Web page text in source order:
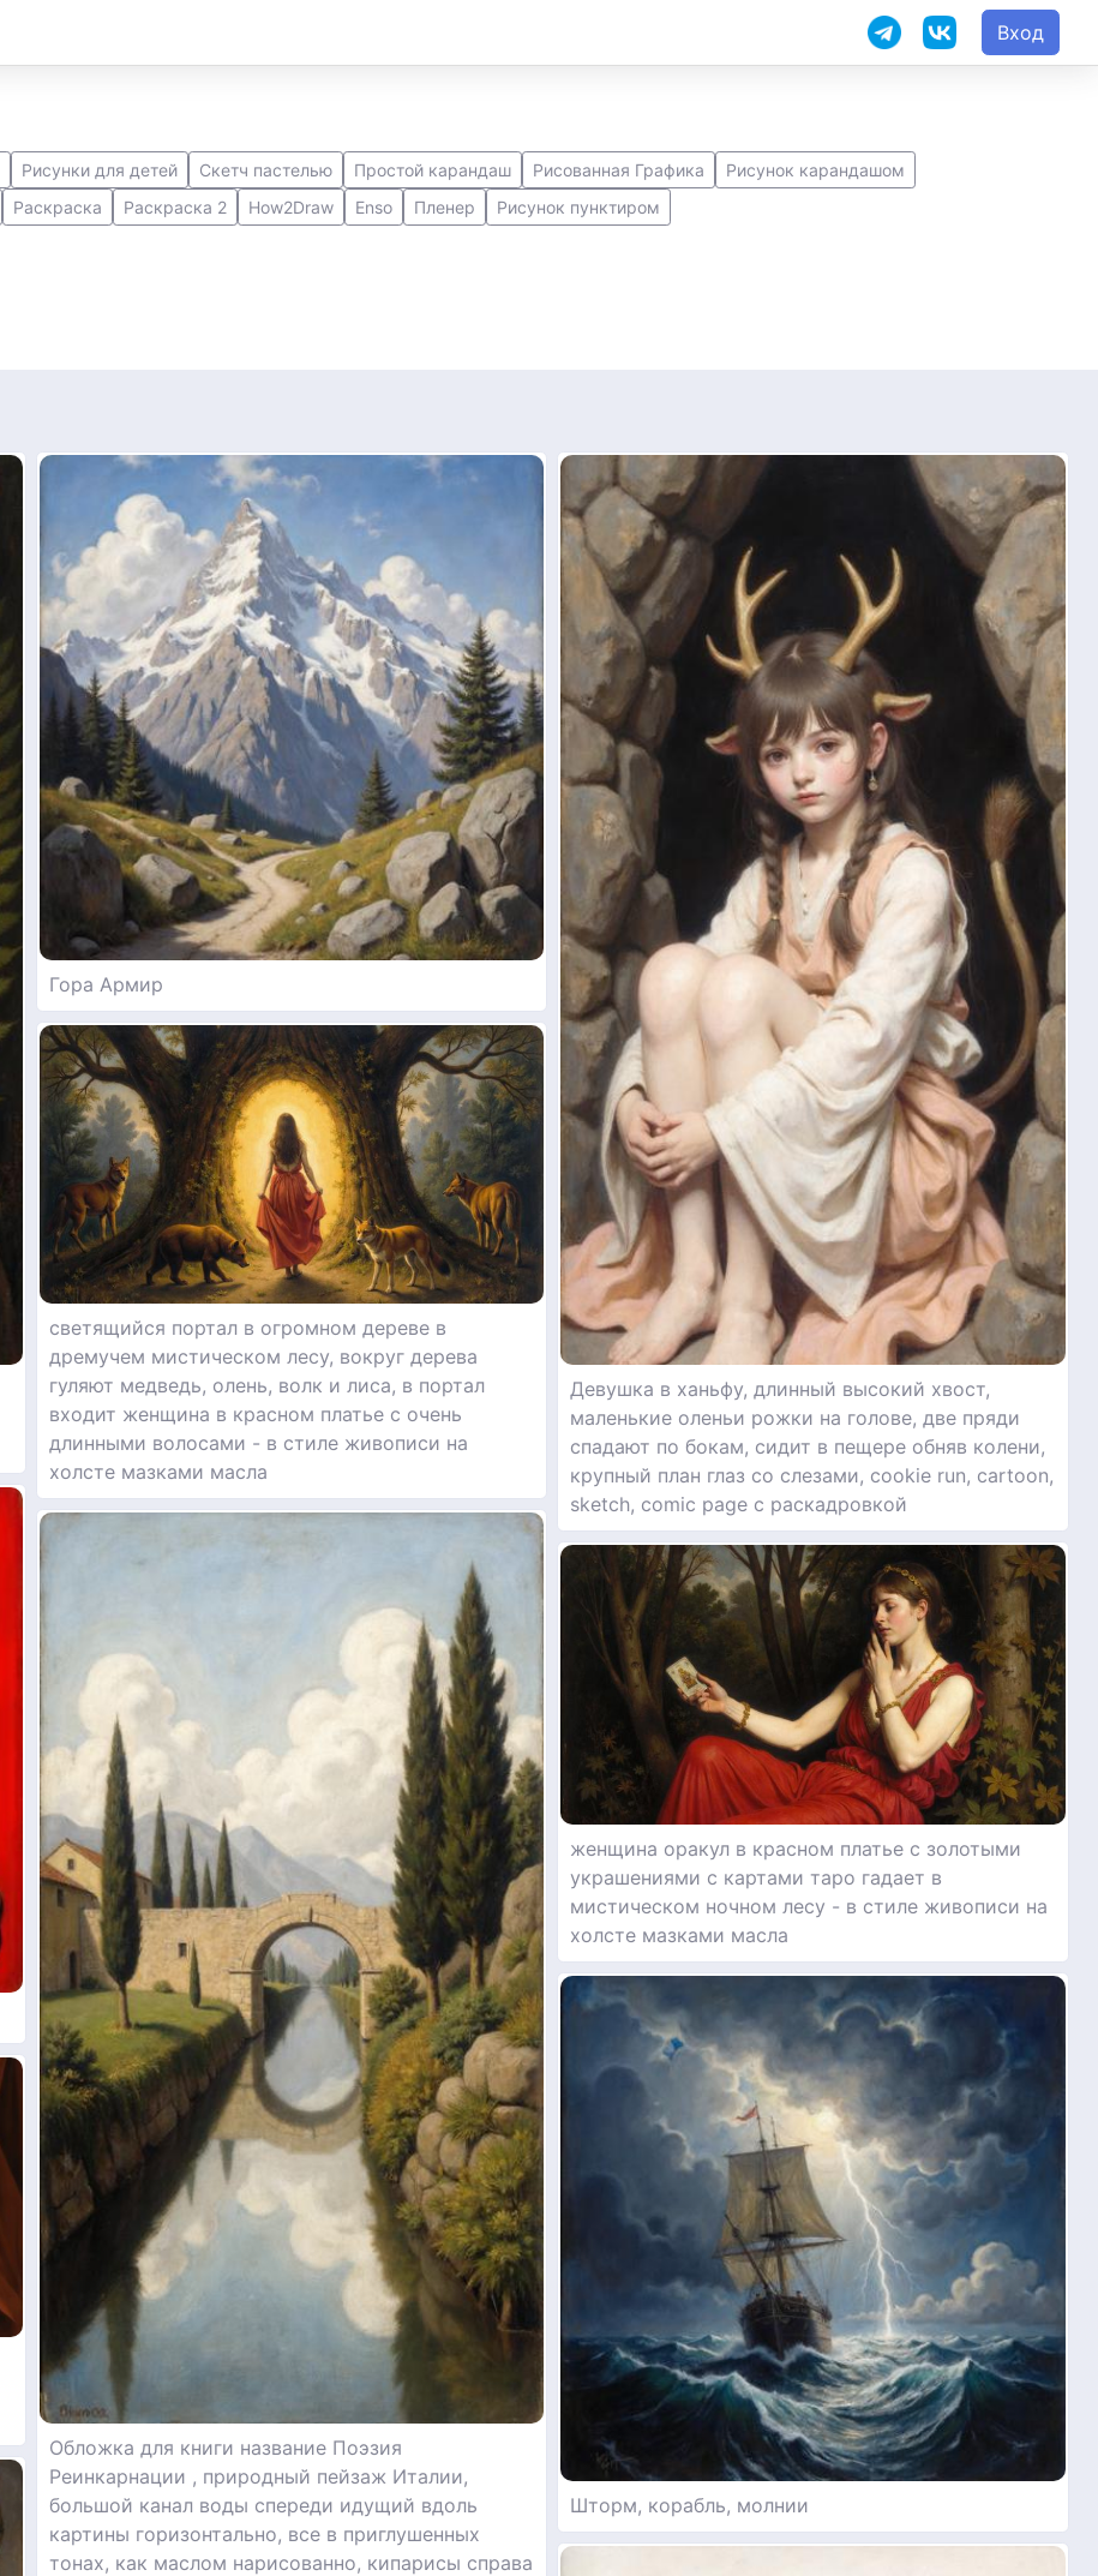
Вход
Рисунки для детей Скетч пастелью Простой карандаш Рисованная Графика
Рисунок карандашом
Раскраска Раскраска 2 How2Draw Enso Пленер Рисунок пунктиром
Гора Армир
светящийся портал в огромном дереве в
дремучем мистическом лесу, вокруг дерева
гуляют медведь, олень, волк и лиса, в портал
входит женщина в красном платье с очень
длинными волосами - в стиле живописи на
холсте мазками масла
Обложка для книги название Поэзия
Реинкарнации , природный пейзаж Италии,
большой канал воды спереди идущий вдоль
картины горизонтально, все в приглушенных
тонах, как маслом нарисованно, кипарисы справа
Девушка в ханьфу, длинный высокий хвост,
маленькие оленьи рожки на голове, две пряди
спадают по бокам, сидит в пещере обняв колени,
крупный план глаз со слезами, cookie run, cartoon,
sketch, comic page с раскадровкой
женщина оракул в красном платье с золотыми
украшениями с картами таро гадает в
мистическом ночном лесу - в стиле живописи на
холсте мазками масла
Шторм, корабль, молнии